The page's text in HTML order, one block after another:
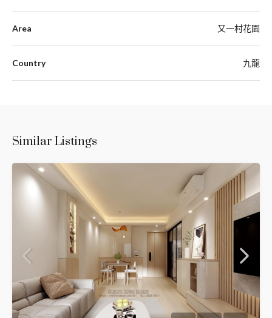
Area 又一村花園
Country 九龍
Similar Listings